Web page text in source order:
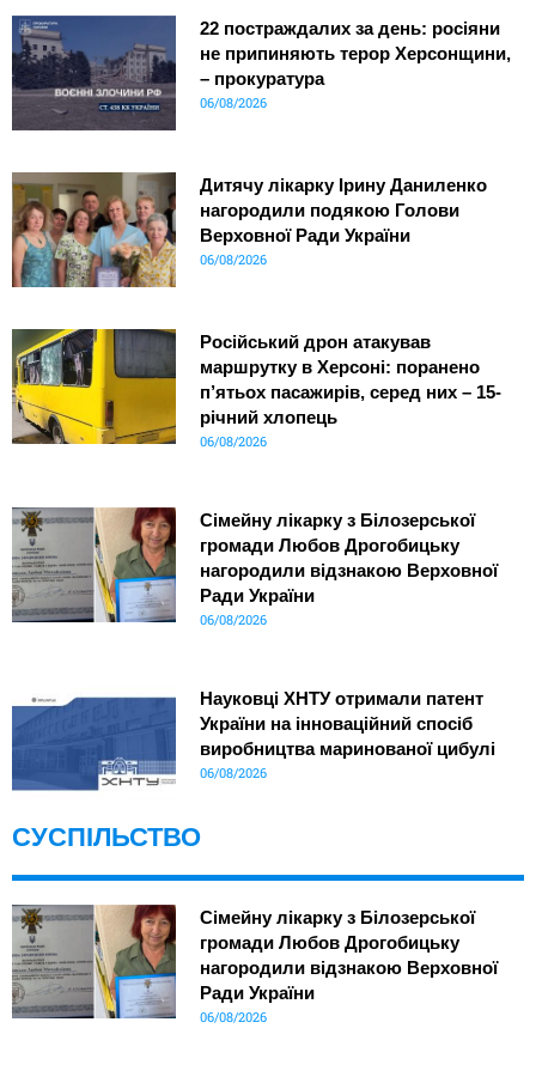
22 постраждалих за день: росіяни
не припиняють терор Херсонщини,
– прокуратура
06/08/2026
Дитячу лікарку Ірину Даниленко
нагородили подякою Голови
Верховної Ради України
06/08/2026
Російський дрон атакував
маршрутку в Херсоні: поранено
п’ятьох пасажирів, серед них – 15-
річний хлопець
06/08/2026
Сімейну лікарку з Білозерської
громади Любов Дрогобицьку
нагородили відзнакою Верховної
Ради України
06/08/2026
Науковці ХНТУ отримали патент
України на інноваційний спосіб
виробництва маринованої цибулі
06/08/2026
СУСПІЛЬСТВО
Сімейну лікарку з Білозерської
громади Любов Дрогобицьку
нагородили відзнакою Верховної
Ради України
06/08/2026